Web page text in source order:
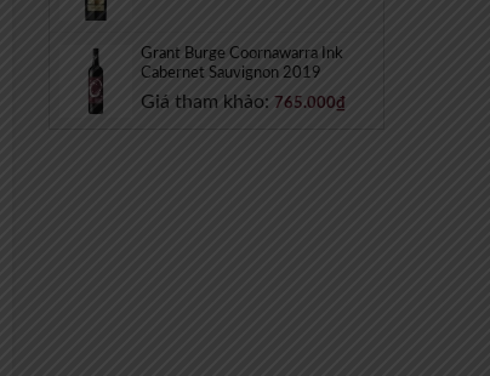
Grant Burge Coornawarra Ink
Cabernet Sauvignon 2019
Giá tham khảo: 765.000₫